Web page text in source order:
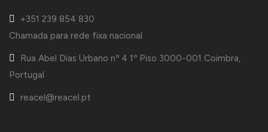
+351 239 854 830
Chamada para rede fixa nacional
Rua Abel Dias Urbano nº 4 1º Piso 3000-001 Coimbra,
Portugal
reacel@reacel.pt